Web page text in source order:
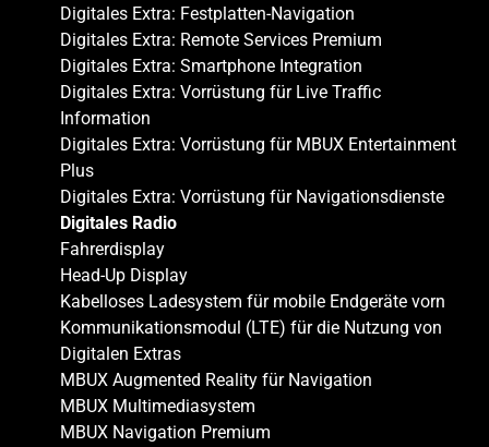
Digitales Extra: Festplatten-Navigation
Digitales Extra: Remote Services Premium
Digitales Extra: Smartphone Integration
Digitales Extra: Vorrüstung für Live Traffic
Information
Digitales Extra: Vorrüstung für MBUX Entertainment
Plus
Digitales Extra: Vorrüstung für Navigationsdienste
Digitales Radio
Fahrerdisplay
Head-Up Display
Kabelloses Ladesystem für mobile Endgeräte vorn
Kommunikationsmodul (LTE) für die Nutzung von
Digitalen Extras
MBUX Augmented Reality für Navigation
MBUX Multimediasystem
MBUX Navigation Premium